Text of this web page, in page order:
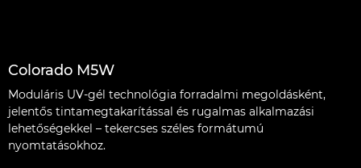
Colorado M5W
Moduláris UV-gél technológia forradalmi megoldásként,
jelentős tintamegtakarítással és rugalmas alkalmazási
lehetőségekkel – tekercses széles formátumú
nyomtatásokhoz.